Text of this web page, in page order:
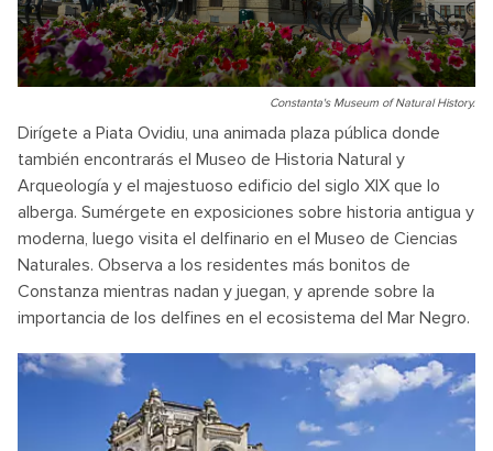
Constanta's Museum of Natural History.
Dirígete a Piata Ovidiu, una animada plaza pública donde
también encontrarás el Museo de Historia Natural y
Arqueología y el majestuoso edificio del siglo XIX que lo
alberga. Sumérgete en exposiciones sobre historia antigua y
moderna, luego visita el delfinario en el Museo de Ciencias
Naturales. Observa a los residentes más bonitos de
Constanza mientras nadan y juegan, y aprende sobre la
importancia de los delfines en el ecosistema del Mar Negro.